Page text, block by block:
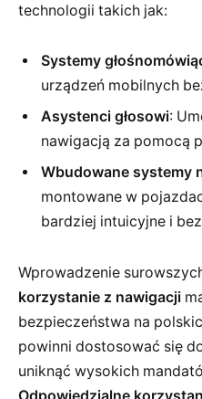
technologii takich jak:
Systemy
urządzeń mobilnych
Asystenci głosowi:
nawigacją za pomocą
Wbudowane systemy
montowane w
bardziej intuicyjne i
Wprowadzenie
korzystanie z nawigacji
bezpieczeństwa na
powinni dostosować się
uniknąć wysokich